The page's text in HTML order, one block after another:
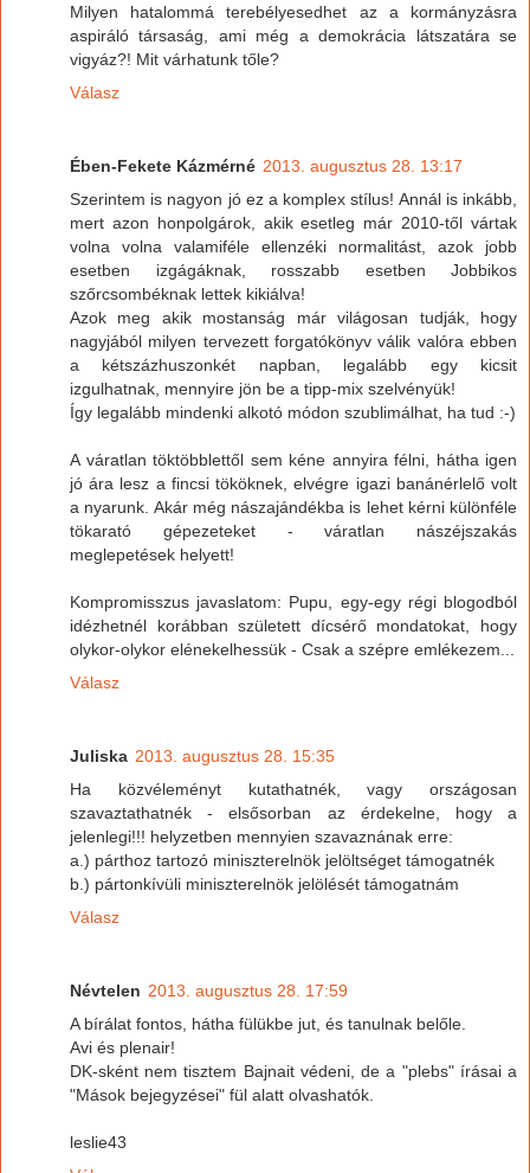
Milyen hatalommá terebélyesedhet az a kormányzásra
aspiráló társaság, ami még a demokrácia látszatára se
vigyáz?! Mit várhatunk tőle?
Válasz
Ében-Fekete Kázmérné 2013. augusztus 28. 13:17
Szerintem is nagyon jó ez a komplex stílus! Annál is inkább,
mert azon honpolgárok, akik esetleg már 2010-től vártak
volna volna valamiféle ellenzéki normalitást, azok jobb
esetben izgágáknak, rosszabb esetben Jobbikos
szőrcsombéknak lettek kikiálva!
Azok meg akik mostanság már világosan tudják, hogy
nagyjából milyen tervezett forgatókönyv válik valóra ebben
a kétszázhuszonkét napban, legalább egy kicsit
izgulhatnak, mennyire jön be a tipp-mix szelvényük!
Így legalább mindenki alkotó módon szublimálhat, ha tud :-)
A váratlan töktöbblettől sem kéne annyira félni, hátha igen
jó ára lesz a fincsi tököknek, elvégre igazi banánérlelő volt
a nyarunk. Akár még nászajándékba is lehet kérni különféle
tökarató gépezeteket - váratlan nászéjszakás
meglepetések helyett!
Kompromisszus javaslatom: Pupu, egy-egy régi blogodból
idézhetnél korábban született dícsérő mondatokat, hogy
olykor-olykor elénekelhessük - Csak a szépre emlékezem...
Válasz
Juliska 2013. augusztus 28. 15:35
Ha közvéleményt kutathatnék, vagy országosan
szavaztathatnék - elsősorban az érdekelne, hogy a
jelenlegi!!! helyzetben mennyien szavaznának erre:
a.) párthoz tartozó miniszterelnök jelöltséget támogatnék
b.) pártonkívüli miniszterelnök jelölését támogatnám
Válasz
Névtelen 2013. augusztus 28. 17:59
A bírálat fontos, hátha fülükbe jut, és tanulnak belőle.
Avi és plenair!
DK-sként nem tisztem Bajnait védeni, de a "plebs" írásai a
"Mások bejegyzései" fül alatt olvashatók.
leslie43